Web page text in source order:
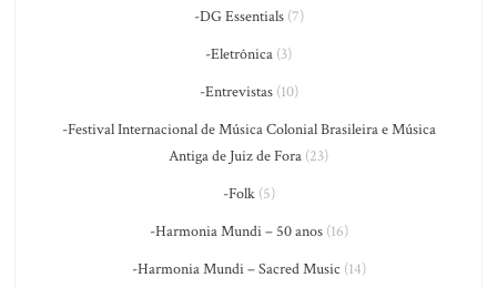
-DG Essentials(7)
-Eletrônica (3)
-Entrevistas(10)
-Festival Internacional de Música Colonial Brasileira e Música
Antiga de Juiz de Fora (23)
-Folk(5)
-Harmonia Mundi – 50 anos(16)
-Harmonia Mundi – Sacred Music (14)